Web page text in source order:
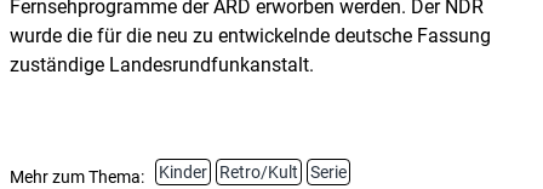
Fernsehprogramme der ARD erworben werden. Der NDR
wurde die für die neu zu entwickelnde deutsche Fassung
zuständige Landesrundfunkanstalt.
Mehr zum Thema: Kinder Retro/Kult
Serie